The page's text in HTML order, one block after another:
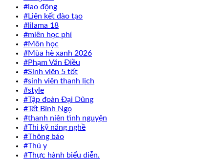
#lao động
#Liên kết đào tạo
#lilama 18
#miễn học phí
#Môn học
#Mùa hè xanh 2026
#Phạm Văn Điều
#Sinh viên 5 tốt
#sinh viên thanh lịch
#style
#Tập đoàn Đại Dũng
#Tết Bính Ngọ
#thanh niên tình nguyện
#Thi kỹ năng nghề
#Thông báo
#Thú y
#Thực hành biểu diễn.